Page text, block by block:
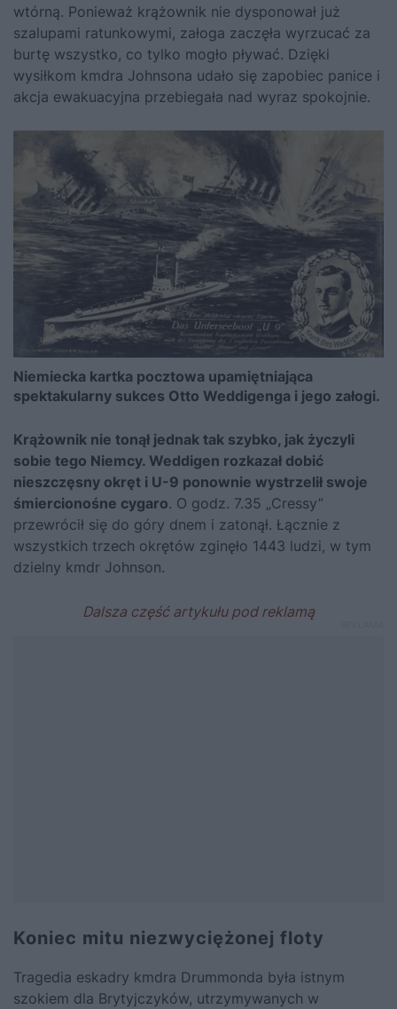
wtórną. Ponieważ krążownik nie dysponował już
szalupami ratunkowymi, załoga zaczęła wyrzucać za
burtę wszystko, co tylko mogło pływać. Dzięki
wysiłkom kmdra Johnsona udało się zapobiec panice i
akcja ewakuacyjna przebiegała nad wyraz spokojnie.
Niemiecka kartka pocztowa upamiętniająca
spektakularny sukces Otto Weddigenga i jego załogi.
Krążownik nie tonął jednak tak szybko, jak życzyli
sobie tego Niemcy. Weddigen rozkazał dobić
nieszczęsny okręt i U-9 ponownie wystrzelił swoje
śmiercionośne cygaro. O godz. 7.35 „Cressy”
przewrócił się do góry dnem i zatonął. Łącznie z
wszystkich trzech okrętów zginęło 1443 ludzi, w tym
dzielny kmdr Johnson.
Koniec mitu niezwyciężonej floty
Tragedia eskadry kmdra Drummonda była istnym
szokiem dla Brytyjczyków, utrzymywanych w